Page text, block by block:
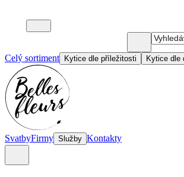
Celý sortiment Kytice dle příležitosti Kytice dle
SvatbyFirmy Služby Kontakty